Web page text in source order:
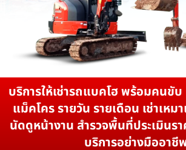
บริการให้เช่ารถแบคโฮ พร้อมคนขับ
แม็คโคร รายวัน รายเดือน เช่าเหม
นัดดูหน้างาน สำรวจพื้นที่ประเมินรา
บริการอย่างมืออาชี